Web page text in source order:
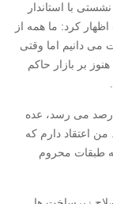
با استاندار
کرد: ما همه از
دانیم اما وقتی
بر بازار حاکم
داد: هنگامی که دولت به رشد بیش از ۷ درصد می رسد، عده
اعتقاد دارم که
طبقات محروم